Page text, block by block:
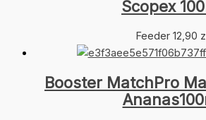
Scopex
Feeder 12,90
Booster MatchPro